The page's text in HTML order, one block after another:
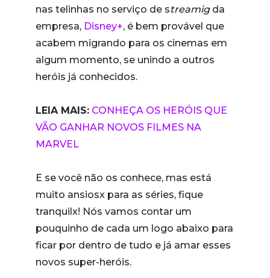
nas telinhas no serviço de streamigda
empresa, Disney+, é bem provável que
acabem migrando para os cinemas em
algum momento, se unindo a outros
heróis já conhecidos.
LEIA MAIS: CONHEÇA OS HERÓIS QUE
VÃO GANHAR NOVOS FILMES NA
MARVEL
E se você não os conhece, mas está
muito ansiosx para as séries, fique
tranquilx! Nós vamos contar um
pouquinho de cada um logo abaixo para
ficar por dentro de tudo e já amar esses
novos super-heróis.